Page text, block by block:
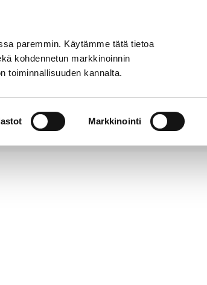
paremmin. Käytämme tätä tietoa
kohdennetun markkinoinnin
toiminnallisuuden kannalta.
Markkinointi